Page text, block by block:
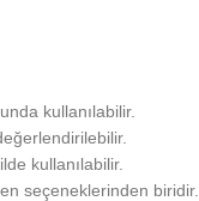
kullanılabilir.
kullanılabilir.
seçeneklerinden biridir.